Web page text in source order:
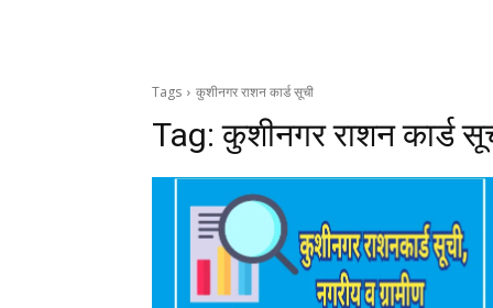
Tags कुशीनगर राशन कार्ड सूची
Tag:कुशीनगर राशन कार्ड